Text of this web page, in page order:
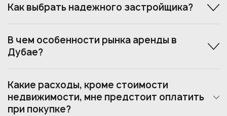
Как выбрать надежного застройщика?
В чем особенности рынка аренды в
Дубае?
Какие расходы, кроме стоимости
недвижимости, мне предстоит оплатить
при покупке?